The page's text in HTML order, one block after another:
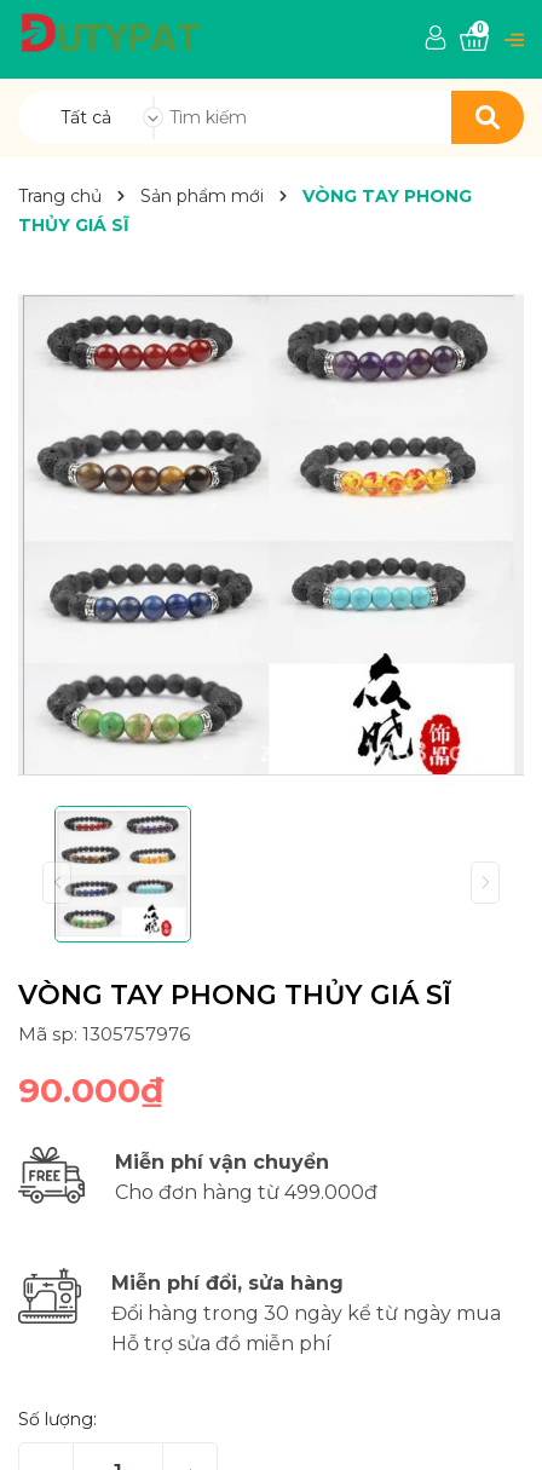
Tất cả
0
Trang chủ Sản phẩm mới
VÒNG TAY PHONG
THỦY GIÁ SĨ
VÒNG TAY PHONG THỦY GIÁ SĨ
Mã sp: 1305757976
90.000₫
Miễn phí vận chuyển
Cho đơn hàng từ 499.000đ
Miễn phí đổi, sửa hàng
Đổi hàng trong 30 ngày kể từ ngày mua
Hỗ trợ sửa đồ miễn phí
Số lượng: